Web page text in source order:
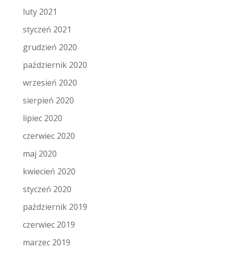
luty 2021
styczeń 2021
grudzień 2020
październik 2020
wrzesień 2020
sierpień 2020
lipiec 2020
czerwiec 2020
maj 2020
kwiecień 2020
styczeń 2020
październik 2019
czerwiec 2019
marzec 2019